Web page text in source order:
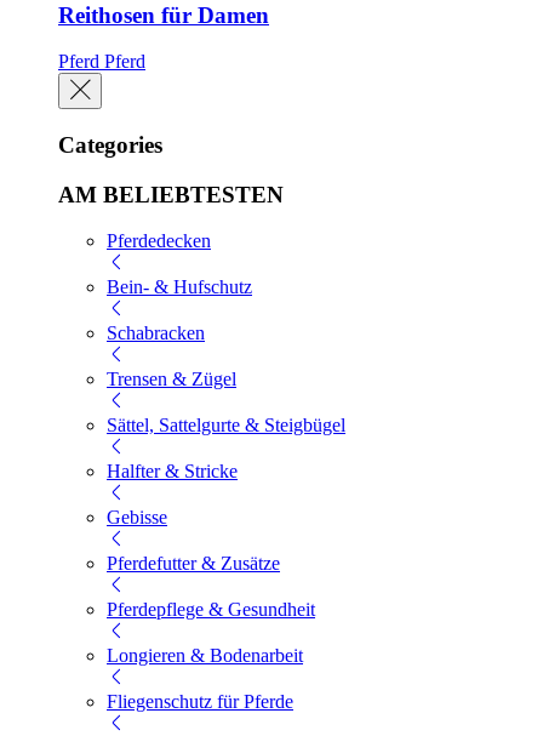
Reithosen für Damen
Pferd Pferd
Categories
AM BELIEBTESTEN
Pferdedecken
Bein- & Hufschutz
Schabracken
Trensen & Zügel
Sättel, Sattelgurte & Steigbügel
Halfter & Stricke
Gebisse
Pferdefutter & Zusätze
Pferdepflege & Gesundheit
Longieren & Bodenarbeit
Fliegenschutz für Pferde